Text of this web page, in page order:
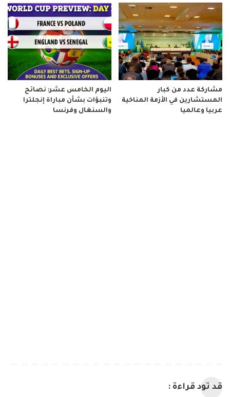
مشاركة عدد من كبار
المستشارين في الأزمة المناخية
عربيا وعالميا
اليوم الخامس عشر: نصائح
وتنبؤات بشأن مباراة إنجلترا
والسنغال وفرنسا
قد تود قراءة :